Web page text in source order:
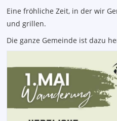
Eine fröhliche Zeit, in der wir
und grillen.
Die ganze Gemeinde ist dazu